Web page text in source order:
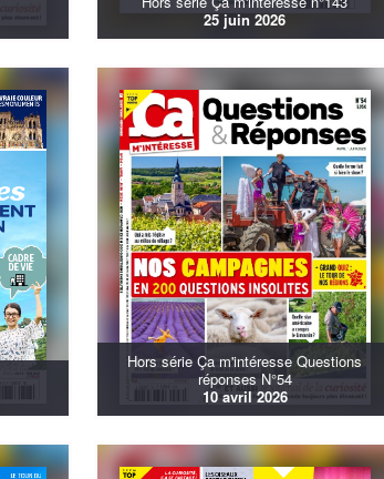
25 juin 2026
Hors série Ça m'intéresse Questions
réponses N°54
10 avril 2026